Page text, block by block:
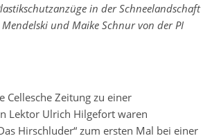
in der Schneelandschaft
und Maike Schnur von der PI
Cellesche Zeitung zu einer
Lektor Ulrich Hilgefort waren
Hirschluder“ zum ersten Mal bei einer